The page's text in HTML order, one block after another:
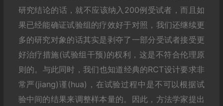
研究结论的话，就不应该纳入200例受试者，而且如
果已经能确证试验组的疗效好于对照，我们还继续更
多的研究对象的话其实是剥夺了一部分受试者接受更
好治疗措施(试验组干预)的权利，这是不符合伦理原
则的。与此同时，我们也知道经典的RCT设计要求非
常严(jiang)谨(hua)，在试验过程中是不可以根据试
验中间的结果来调整样本量的。因此，方法学家提出